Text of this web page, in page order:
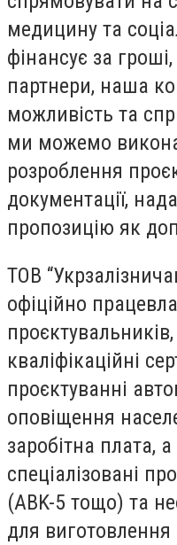
медицину та
фінансує за
партнери, наша
можливість та
ми можемо
розроблення
документації,
пропозицію як
ТОВ
офіційно
кваліфікаційні
проєктуванні
оповіщення
заробітна плата,
спеціалізовані
(АВK-5 тощо) та
для